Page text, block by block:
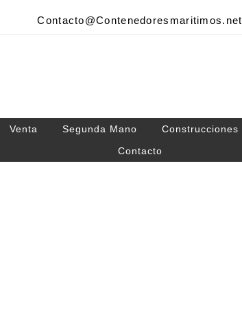
Contacto@Contenedoresmaritimos.net
Venta Segunda Mano Construcciones
Contacto